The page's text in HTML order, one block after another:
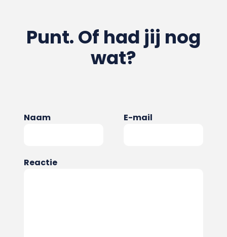
Punt. Of had jij nog
wat?
Naam E-mail
Reactie